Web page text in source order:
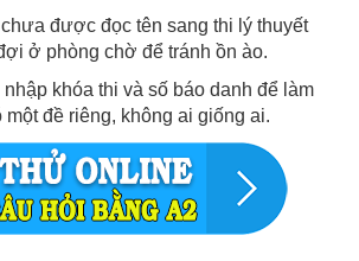
được đọc tên sang thi lý thuyết
ở phòng chờ để tránh ồn ào.
khóa thi và số báo danh để làm
một đề riêng, không ai giống ai.